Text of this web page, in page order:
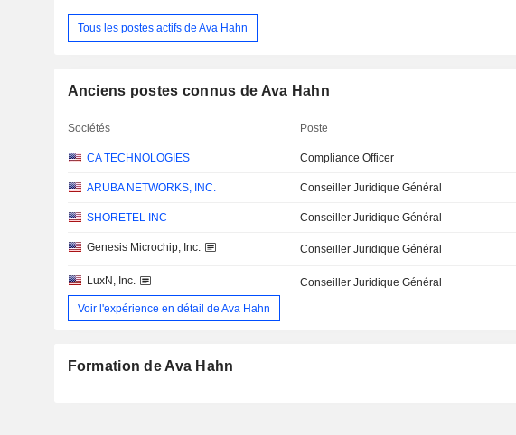
Tous les postes actifs de Ava Hahn
Anciens postes connus de Ava Hahn
Sociétés Poste
CA TECHNOLOGIES Compliance Officer
ARUBA NETWORKS, INC. Conseiller Juridique Général
SHORETEL INC Conseiller Juridique Général
Genesis Microchip, Inc. Conseiller Juridique Général
LuxN, Inc. Conseiller Juridique Général
Voir l'expérience en détail de Ava Hahn
Formation de Ava Hahn